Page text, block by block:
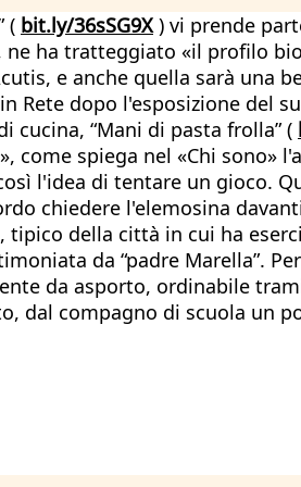
( bit.ly/36sSG9X) vi prende
ne ha tratteggiato «il profilo
e anche quella sarà una
Rete dopo l'esposizione del
cucina, “Mani di pasta frolla” (
come spiega nel «Chi sono»
l'idea di tentare un gioco.
chiedere l'elemosina
della città in cui ha
da “padre Marella”.
da asporto, ordinabile
dal compagno di scuola un